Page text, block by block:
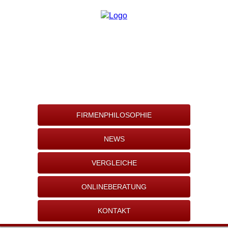
FIRMENPHILOSOPHIE
NEWS
VERGLEICHE
ONLINEBERATUNG
KONTAKT